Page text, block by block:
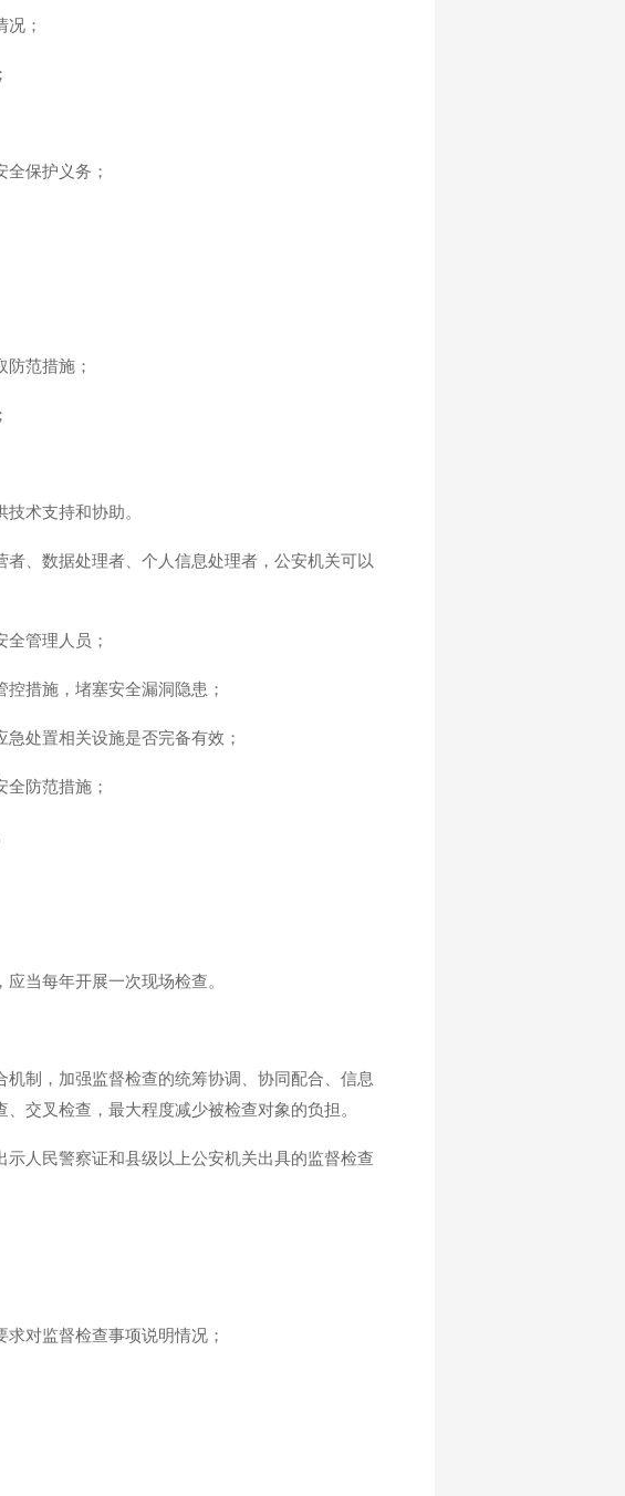
；
保护义务；
范措施；
术支持和协助。
、数据处理者、个人信息处理者，公安机关可以
管理人员；
措施，堵塞安全漏洞隐患；
处置相关设施是否完备有效；
防范措施；
当每年开展一次现场检查。
制，加强监督检查的统筹协调、协同配合、信息
交叉检查，最大程度减少被检查对象的负担。
人民警察证和县级以上公安机关出具的监督检查
对监督检查事项说明情况；